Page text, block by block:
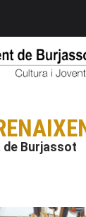
de Burjassot